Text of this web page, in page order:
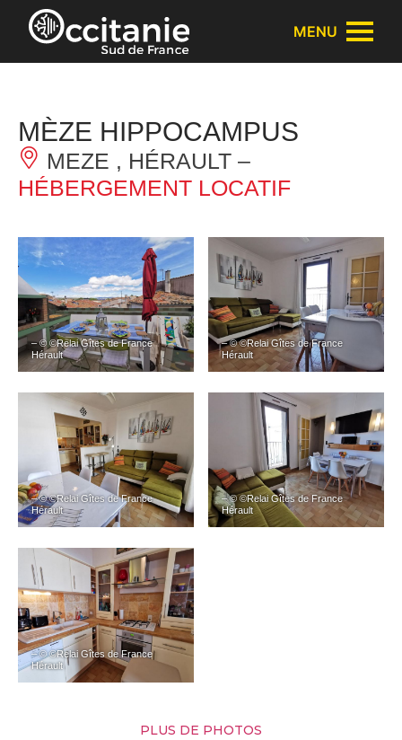
Panneau de gestion des cookies
MENU
MÈZE HIPPOCAMPUS
MEZE , HÉRAULT –
HÉBERGEMENT LOCATIF
– © ©Relai Gîtes de France
Hérault
– © ©Relai Gîtes de France
Hérault
– © ©Relai Gîtes de France
Hérault
– © ©Relai Gîtes de France
Hérault
– © ©Relai Gîtes de France
Hérault
PLUS DE PHOTOS